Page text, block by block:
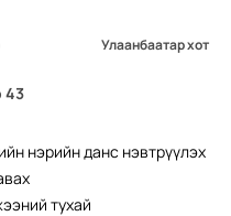
Улаанбаатар хот
43
нэрийн данс нэвтрүүлэх
тухай